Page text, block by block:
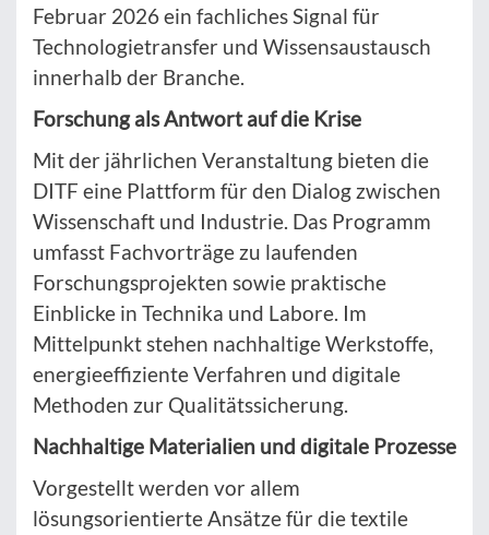
Februar 2026 ein fachliches Signal für
Technologietransfer und Wissensaustausch
innerhalb der Branche.
Forschung als Antwort auf die Krise
Mit der jährlichen Veranstaltung bieten die
DITF eine Plattform für den Dialog zwischen
Wissenschaft und Industrie. Das Programm
umfasst Fachvorträge zu laufenden
Forschungsprojekten sowie praktische
Einblicke in Technika und Labore. Im
Mittelpunkt stehen nachhaltige Werkstoffe,
energieeffiziente Verfahren und digitale
Methoden zur Qualitätssicherung.
Nachhaltige Materialien und digitale Prozesse
Vorgestellt werden vor allem
lösungsorientierte Ansätze für die textile